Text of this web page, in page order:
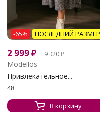
-65% ПОСЛЕДНИЙ РАЗМЕР
2 999₽ 9 020₽
Modellos
Привлекательное...
48
В корзину